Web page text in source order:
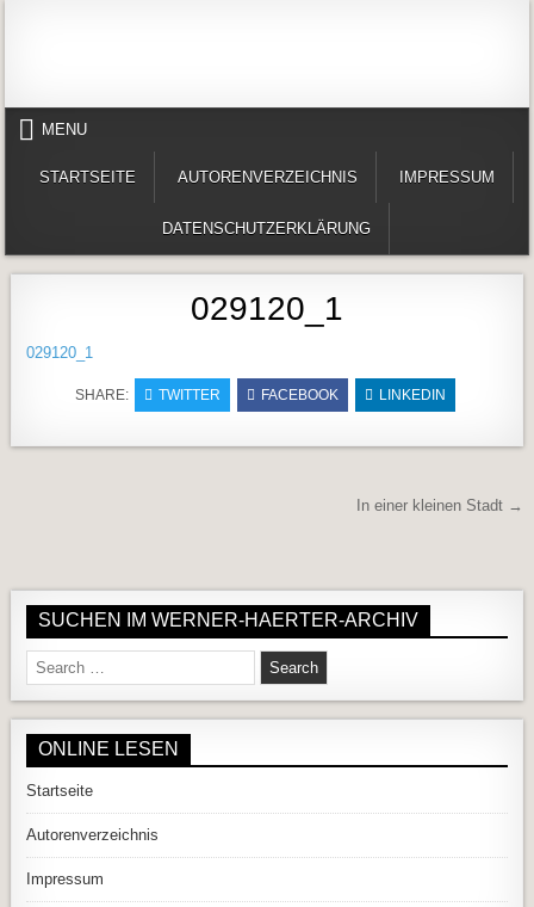
MENU
STARTSEITE AUTORENVERZEICHNIS IMPRESSUM
DATENSCHUTZERKLÄRUNG
029120_1
029120_1
SHARE: TWITTER FACEBOOK LINKEDIN
In einer kleinen Stadt →
SUCHEN IM WERNER-HAERTER-ARCHIV
Search for:
ONLINE LESEN
Startseite
Autorenverzeichnis
Impressum